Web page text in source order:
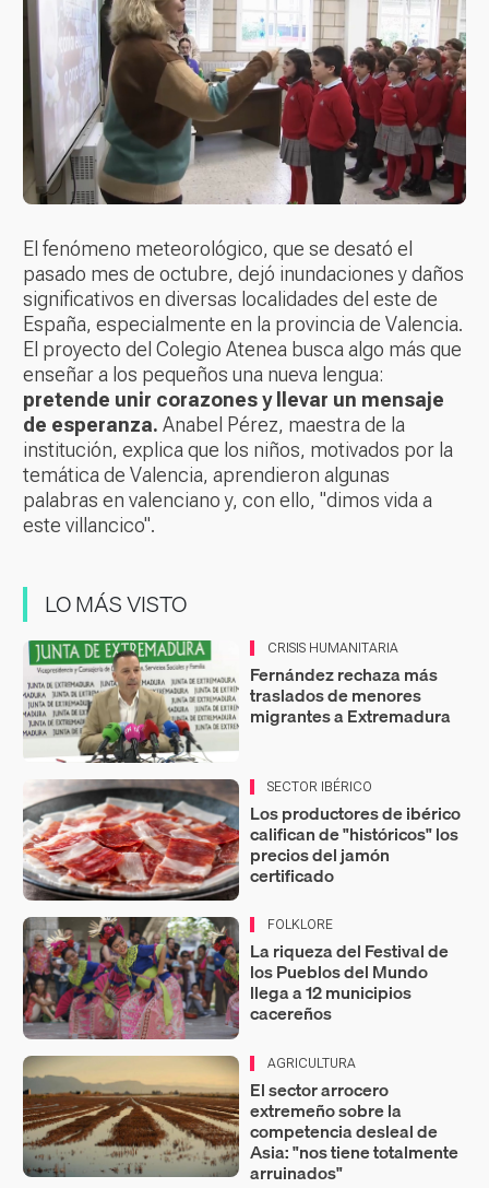
El fenómeno meteorológico, que se desató el
pasado mes de octubre, dejó inundaciones y daños
significativos en diversas localidades del este de
España, especialmente en la provincia de Valencia.
El proyecto del Colegio Atenea busca algo más que
enseñar a los pequeños una nueva lengua:
pretende unir corazones y llevar un mensaje
de esperanza. Anabel Pérez, maestra de la
institución, explica que los niños, motivados por la
temática de Valencia, aprendieron algunas
palabras en valenciano y, con ello, "dimos vida a
este villancico".
LO MÁS VISTO
CRISIS HUMANITARIA
Fernández rechaza más
traslados de menores
migrantes a Extremadura
SECTOR IBÉRICO
Los productores de ibérico
califican de "históricos" los
precios del jamón
certificado
FOLKLORE
La riqueza del Festival de
los Pueblos del Mundo
llega a 12 municipios
cacereños
AGRICULTURA
El sector arrocero
extremeño sobre la
competencia desleal de
Asia: "nos tiene totalmente
arruinados"